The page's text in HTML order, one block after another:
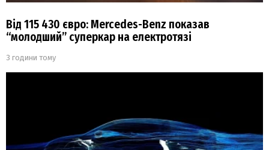
Від 115 430 євро: Mercedes-Benz показав
“молодший” суперкар на електротязі
3 години тому